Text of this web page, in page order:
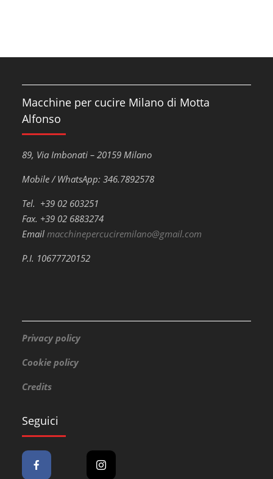
Macchine per cucire Milano di Motta
Alfonso
89, Via Imbonati – 20159 Milano
Mobile / WhatsApp: 346.7892578
Tel. +39 02 603251
Fax. +39 02 6883274
Emailmacchinepercuciremilano@gmail.com
P.I. 10677720152
Privacy policy
Cookie policy
Credits
Seguici